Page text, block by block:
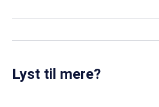
Lyst til mere?